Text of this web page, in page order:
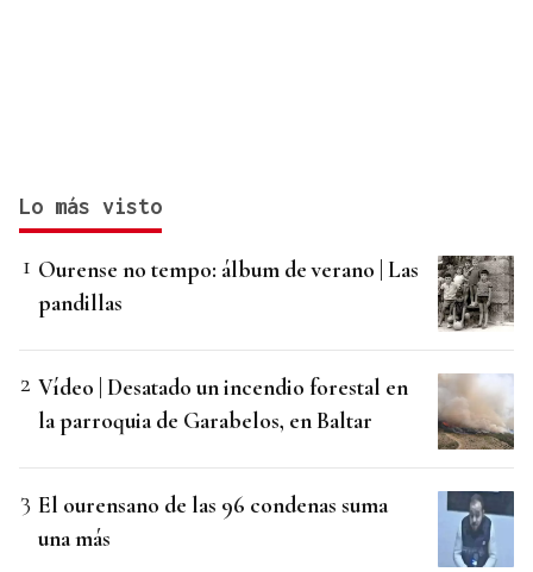
Lo más visto
Ourense no tempo: álbum de verano | Las
pandillas
Vídeo | Desatado un incendio forestal en
la parroquia de Garabelos, en Baltar
El ourensano de las 96 condenas suma
una más